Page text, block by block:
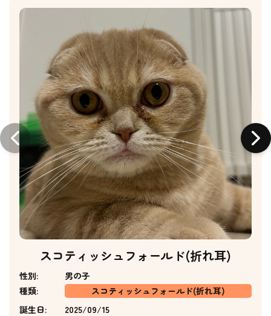
スコティッシュフォールド(折れ耳)
性別:
男の子
種類:
スコティッシュフォールド(折れ耳)
誕生日:
2025/09/15